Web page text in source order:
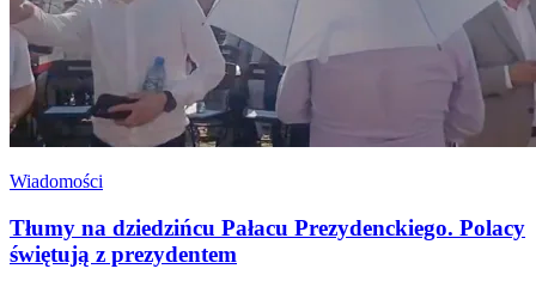
Wiadomości
Tłumy na dziedzińcu Pałacu Prezydenckiego. Polacy
świętują z prezydentem